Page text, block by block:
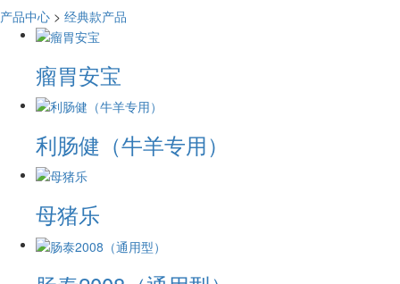
产品中心 > 经典款产品
瘤胃安宝
利肠健（牛羊专用）
母猪乐